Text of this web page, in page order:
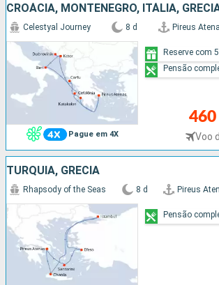
CROÁCIA, MONTENEGRO, ITÁLIA,
Pague em 4X
Celestyal Journey 8 d Pireus
460
Voo
Reserve com
Pensão
TURQUIA, GRÉCIA
Rhapsody of the Seas 8 d Pireus
Pensão